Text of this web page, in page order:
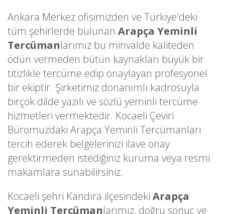
Ankara Merkez ofisimizden ve Türkiye'deki
tüm şehirlerde bulunan Arapça Yeminli
Tercümanlarımız bu minvalde kaliteden
ödün vermeden bütün kaynakları büyük bir
titizlikle tercüme edip onaylayan profesyonel
bir ekiptir. Şirketimiz donanımlı kadrosuyla
birçok dilde yazılı ve sözlü yeminli tercüme
hizmetleri vermektedir. Kocaeli Çeviri
Büromuzdaki Arapça Yeminli Tercümanları
tercih ederek belgelerinizi ilave onay
gerektirmeden istediğiniz kuruma veya resmi
makamlara sunabilirsiniz.
Kocaeli şehri Kandıra ilçesindeki Arapça
Yeminli Tercümanlarımız, doğru sonuç ve